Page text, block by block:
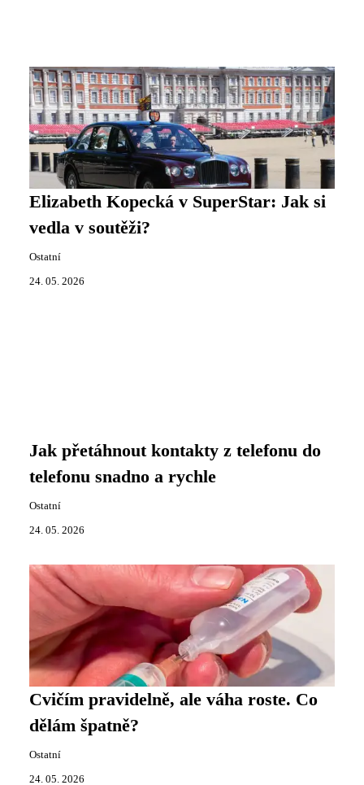
Elizabeth Kopecká v SuperStar: Jak si
vedla v soutěži?
Ostatní
24. 05. 2026
Jak přetáhnout kontakty z telefonu do
telefonu snadno a rychle
Ostatní
24. 05. 2026
Cvičím pravidelně, ale váha roste. Co
dělám špatně?
Ostatní
24. 05. 2026